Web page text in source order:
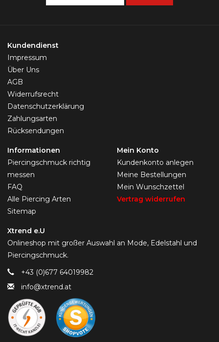
Kundendienst
Impressum
Über Uns
AGB
Widerrufsrecht
Datenschutzerklärung
Zahlungsarten
Rücksendungen
Informationen
Piercingschmuck richtig
messen
FAQ
Alle Piercing Arten
Sitemap
Mein Konto
Kundenkonto anlegen
Meine Bestellungen
Mein Wunschzettel
Vertrag widerrufen
Xtrend e.U
Onlineshop mit großer Auswahl an Mode, Edelstahl und
Piercingschmuck.
+43 (0)677 64019982
info@xtrend.at